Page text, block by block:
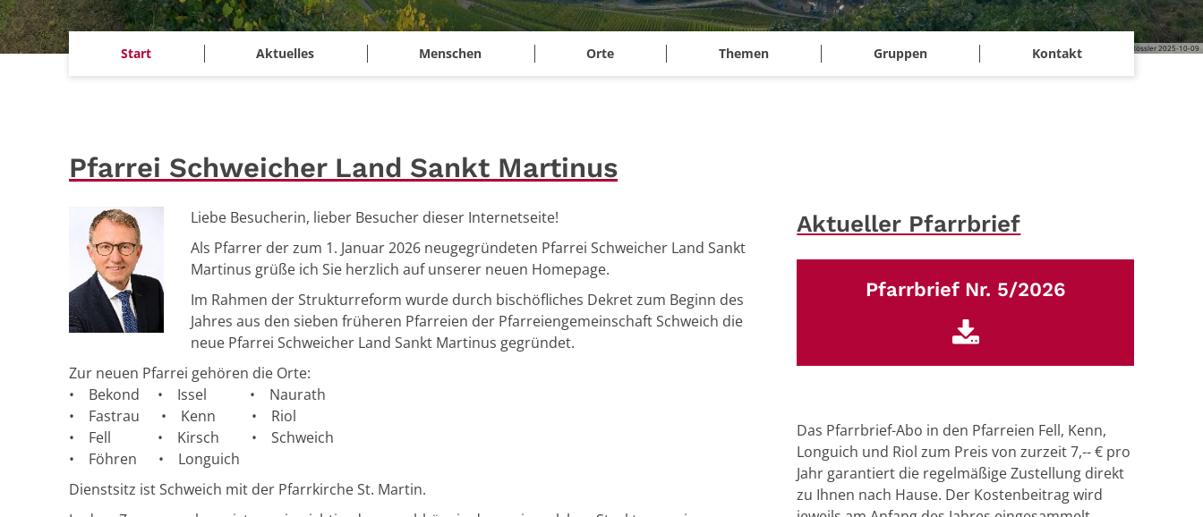
© Rosane Rössler 2025-10-09
Start Aktuelles Menschen Orte Themen Gruppen Kontakt
Pfarrei Schweicher Land Sankt Martinus
Liebe Besucherin, lieber Besucher dieser Internetseite!
Als Pfarrer der zum 1. Januar 2026 neugegründeten Pfarrei Schweicher Land Sankt
Martinus grüße ich Sie herzlich auf unserer neuen Homepage.
Im Rahmen der Strukturreform wurde durch bischöfliches Dekret zum Beginn des
Jahres aus den sieben früheren Pfarreien der Pfarreiengemeinschaft Schweich die
neue Pfarrei Schweicher Land Sankt Martinus gegründet.
Zur neuen Pfarrei gehören die Orte:
• Bekond • Issel • Naurath
• Fastrau • Kenn • Riol
• Fell • Kirsch • Schweich
• Föhren • Longuich
Dienstsitz ist Schweich mit der Pfarrkirche St. Martin.
Aktueller Pfarrbrief
Pfarrbrief Nr. 5/2026
Das Pfarrbrief-Abo in den Pfarreien Fell, Kenn,
Longuich und Riol zum Preis von zurzeit 7,-- € pro
Jahr garantiert die regelmäßige Zustellung direkt
zu Ihnen nach Hause. Der Kostenbeitrag wird